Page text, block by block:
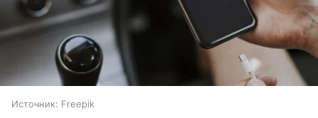
Источник: Freepik